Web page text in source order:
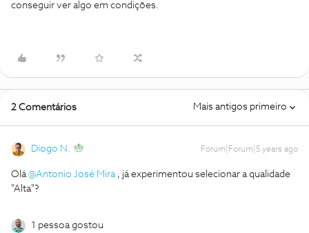
conseguir ver algo em condições.
2 Comentários Mais antigos primeiro
Diogo N. Forum|Forum|5 years ago
Olá@Antonio José Mira, já experimentou selecionar a qualidade
"Alta"?
1 pessoa gostou